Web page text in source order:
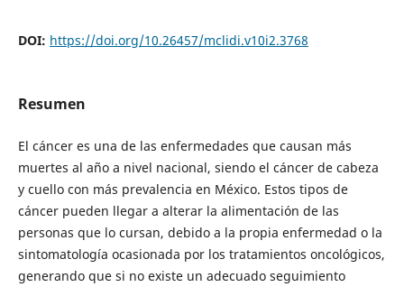
DOI: https://doi.org/10.26457/mclidi.v10i2.3768
Resumen
El cáncer es una de las enfermedades que causan más
muertes al año a nivel nacional, siendo el cáncer de cabeza
y cuello con más prevalencia en México. Estos tipos de
cáncer pueden llegar a alterar la alimentación de las
personas que lo cursan, debido a la propia enfermedad o la
sintomatología ocasionada por los tratamientos oncológicos,
generando que si no existe un adecuado seguimiento